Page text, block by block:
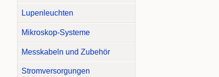
Lupenleuchten
Mikroskop-Systeme
Messkabeln und Zubehör
Stromversorgungen